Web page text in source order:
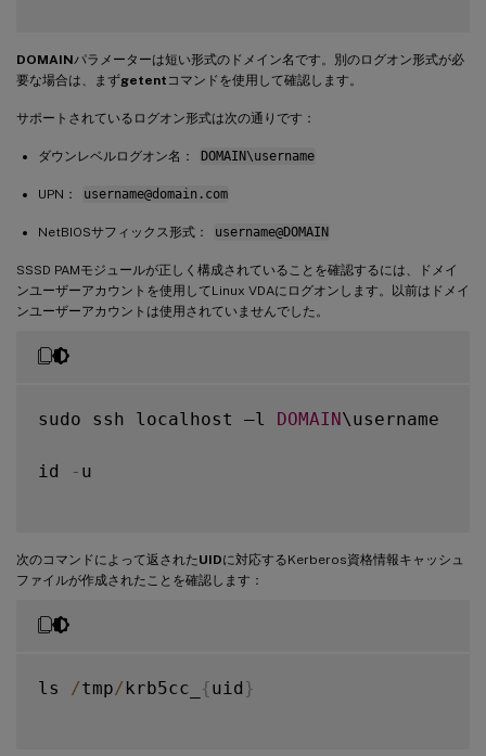
DOMAINパラメーターは短い形式のドメイン名です。別のログオン形式が必
要な場合は、まずgetent コマンドを使用して確認します。
サポートされているログオン形式は次の通りです：
ダウンレベルログオン名： DOMAIN\username
UPN： username@domain.com
NetBIOSサフィックス形式： username@DOMAIN
SSSD PAMモジュールが正しく構成されていることを確認するには、ドメイ
ンユーザーアカウントを使用してLinux VDAにログオンします。以前はドメイ
ンユーザーアカウントは使用されていませんでした。
sudo ssh localhost –l DOMAIN\username
id - u
次のコマンドによって返されたUIDに対応するKerberos資格情報キャッシュ
ファイルが作成されたことを確認します：
ls /tmp/ krb5cc_ {uid }